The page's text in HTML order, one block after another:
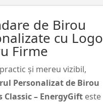
Print
Full
Color
#3
de Birou
cu Logo
Firme
și mereu vizibil,
Personalizat de Birou
Classic – EnergyGifteste